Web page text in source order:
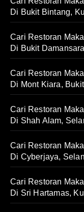
Di Bukit Bintang,
Cari Restoran
Di Bukit
Cari Restoran
Di Mont Kiara,
Cari Restoran
Di Shah Alam,
Cari Restoran
Di Cyberjaya,
Cari Restoran
Di Sri Hartamas,